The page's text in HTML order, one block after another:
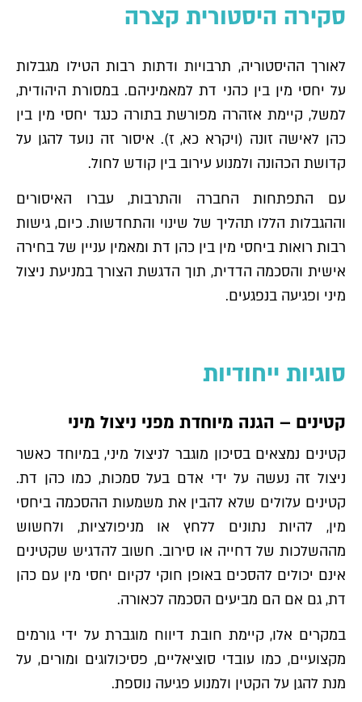
סקירה היסטורית קצרה
לאורך ההיסטוריה, תרבויות ודתות רבות הטילו מגבלות
על יחסי מין בין כהני דת למאמיניהם. במסורת היהודית,
למשל, קיימת אזהרה מפורשת בתורה כנגד יחסי מין בין
כהן לאישה זונה (ויקרא כא, ז). איסור זה נועד להגן על
קדושת הכהונה ולמנוע עירוב בין קודש לחול.
עם התפתחות החברה והתרבות, עברו האיסורים
וההגבלות הללו תהליך של שינוי והתחדשות. כיום, גישות
רבות רואות ביחסי מין בין כהן דת ומאמין עניין של בחירה
אישית והסכמה הדדית, תוך הדגשת הצורך במניעת ניצול
מיני ופגיעה בנפגעים.
סוגיות ייחודיות
קטינים – הגנה מיוחדת מפני ניצול מיני
קטינים נמצאים בסיכון מוגבר לניצול מיני, במיוחד כאשר
ניצול זה נעשה על ידי אדם בעל סמכות, כמו כהן דת.
קטינים עלולים שלא להבין את משמעות ההסכמה ביחסי
מין, להיות נתונים ללחץ או מניפולציות, ולחשוש
מההשלכות של דחייה או סירוב. חשוב להדגיש שקטינים
אינם יכולים להסכים באופן חוקי לקיום יחסי מין עם כהן
דת, גם אם הם מביעים הסכמה לכאורה.
במקרים אלו, קיימת חובת דיווח מוגברת על ידי גורמים
מקצועיים, כמו עובדי סוציאליים, פסיכולוגים ומורים, על
מנת להגן על הקטין ולמנוע פגיעה נוספת.